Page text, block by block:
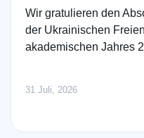
Wir gratulieren den
der Ukrainischen
akademischen Jahres
31 Juli, 2026